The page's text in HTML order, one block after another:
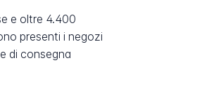
e oltre 4.400
presenti i negozi
di consegna